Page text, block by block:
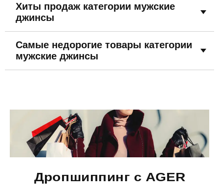
Хиты продаж категории мужские
джинсы
Самые недорогие товары категории
мужские джинсы
Дропшиппинг с AGER